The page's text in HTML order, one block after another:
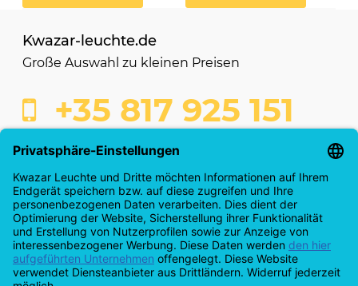
Kwazar-leuchte.de
Große Auswahl zu kleinen Preisen
+35 817 925 151
Kaufabwicklung
Info & Servicecenter